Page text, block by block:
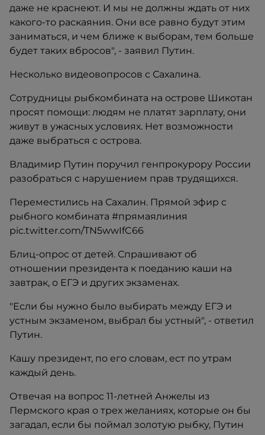
даже не краснеют. И мы не должны ждать от них
какого-то раскаяния. Они все равно будут этим
заниматься, и чем ближе к выборам, тем больше
будет таких вбросов", - заявил Путин.
Несколько видеовопросов с Сахалина.
Сотрудницы рыбкомбината на острове Шикотан
просят помощи: людям не платят зарплату, они
живут в ужасных условиях. Нет возможности
даже выбраться с острова.
Владимир Путин поручил генпрокурору России
разобраться с нарушением прав трудящихся.
Переместились на Сахалин. Прямой эфир с
рыбного комбината #прямаялиния
pic.twitter.com/TN5wwIfC66
Блиц-опрос от детей. Спрашивают об
отношении президента к поеданию каши на
завтрак, о ЕГЭ и других экзаменах.
"Если бы нужно было выбирать между ЕГЭ и
устным экзаменом, выбрал бы устный", - ответил
Путин.
Кашу президент, по его словам, ест по утрам
каждый день.
Отвечая на вопрос 11-летней Анжелы из
Пермского края о трех желаниях, которые он бы
загадал, если бы поймал золотую рыбку, Путин